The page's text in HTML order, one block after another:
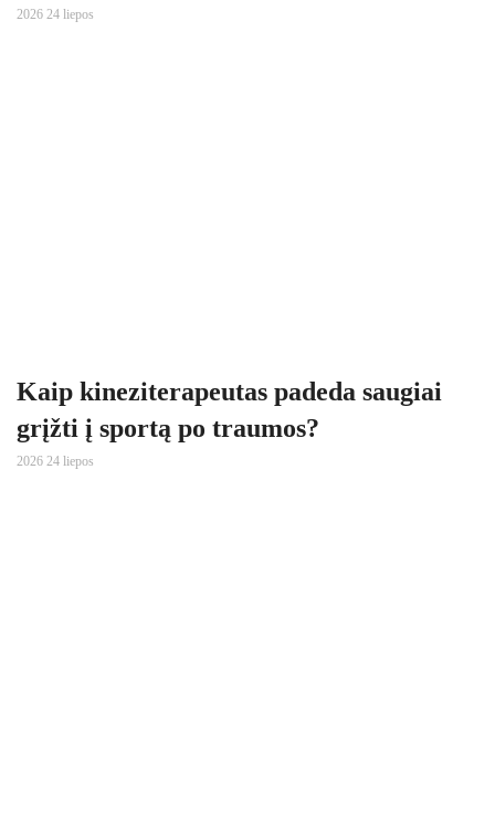
2026 24 liepos
Kaip kineziterapeutas padeda saugiai
grįžti į sportą po traumos?
2026 24 liepos